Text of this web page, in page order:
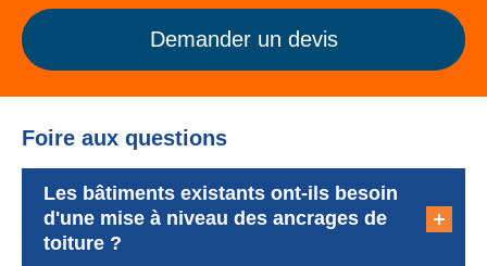
Demander un devis
Foire aux questions
Les bâtiments existants ont-ils besoin
d'une mise à niveau des ancrages de
toiture ?